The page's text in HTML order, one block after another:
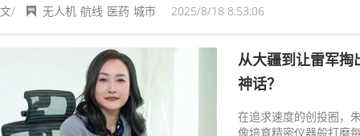
文/ 2025/8/18 8:53:06
无人机 航线 医药 城市
从大疆到让雷军掏
神话？
在追求速度的创投圈，
像培育精密仪器般打磨